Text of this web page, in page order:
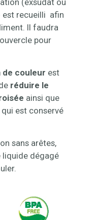
(exsudat ou
est recueilli afin
Il faudra
pour
de couleur est
réduire le
ainsi que
qui est conservé
sans arêtes,
liquide dégagé